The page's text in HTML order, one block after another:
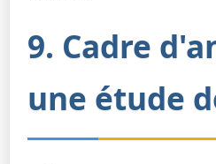
9. Cadre
une étude